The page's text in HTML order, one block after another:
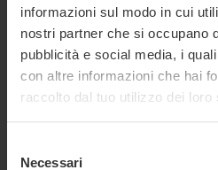
informazioni sul modo in cui
nostri partner che si occupano
pubblicità e social media, i
con altre informazioni che hai
raccolto dal tuo utilizzo dei loro
delNecessari